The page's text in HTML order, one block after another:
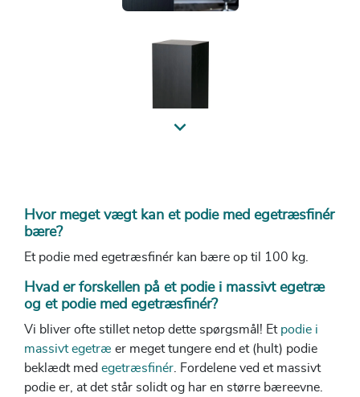
Hvor meget vægt kan et podie med egetræsfinér
bære?
Et podie med egetræsfinér kan bære op til 100 kg.
Hvad er forskellen på et podie i massivt egetræ
og et podie med egetræsfinér?
Vi bliver ofte stillet netop dette spørgsmål! Et podie i
massivt egetræ er meget tungere end et (hult) podie
beklædt med egetræsfinér . Fordelene ved et massivt
podie er, at det står solidt og har en større bæreevne.